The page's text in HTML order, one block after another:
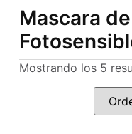
Mascara
Mostrando los 5